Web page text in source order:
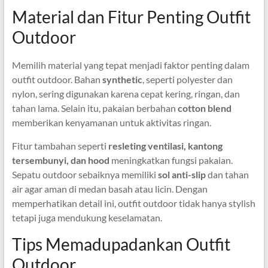
Material dan Fitur Penting Outfit
Outdoor
Memilih material yang tepat menjadi faktor penting dalam
outfit outdoor. Bahan synthetic, seperti polyester dan
nylon, sering digunakan karena cepat kering, ringan, dan
tahan lama. Selain itu, pakaian berbahan cotton blend
memberikan kenyamanan untuk aktivitas ringan.
Fitur tambahan seperti resleting ventilasi, kantong
tersembunyi, dan hood meningkatkan fungsi pakaian.
Sepatu outdoor sebaiknya memiliki sol anti-slipdan tahan
air agar aman di medan basah atau licin. Dengan
memperhatikan detail ini, outfit outdoor tidak hanya stylish
tetapi juga mendukung keselamatan.
Tips Memadupadankan Outfit